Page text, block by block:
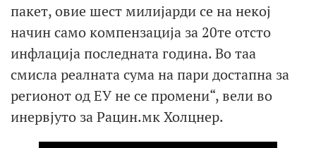
пакет, овие шест милијарди се на некој
начин само компензација за 20те отсто
инфлација последната година. Во таа
смисла реалната сума на пари достапна за
регионот од ЕУ не се промени“, вели во
инервјуто за Рацин.мк Холцнер.